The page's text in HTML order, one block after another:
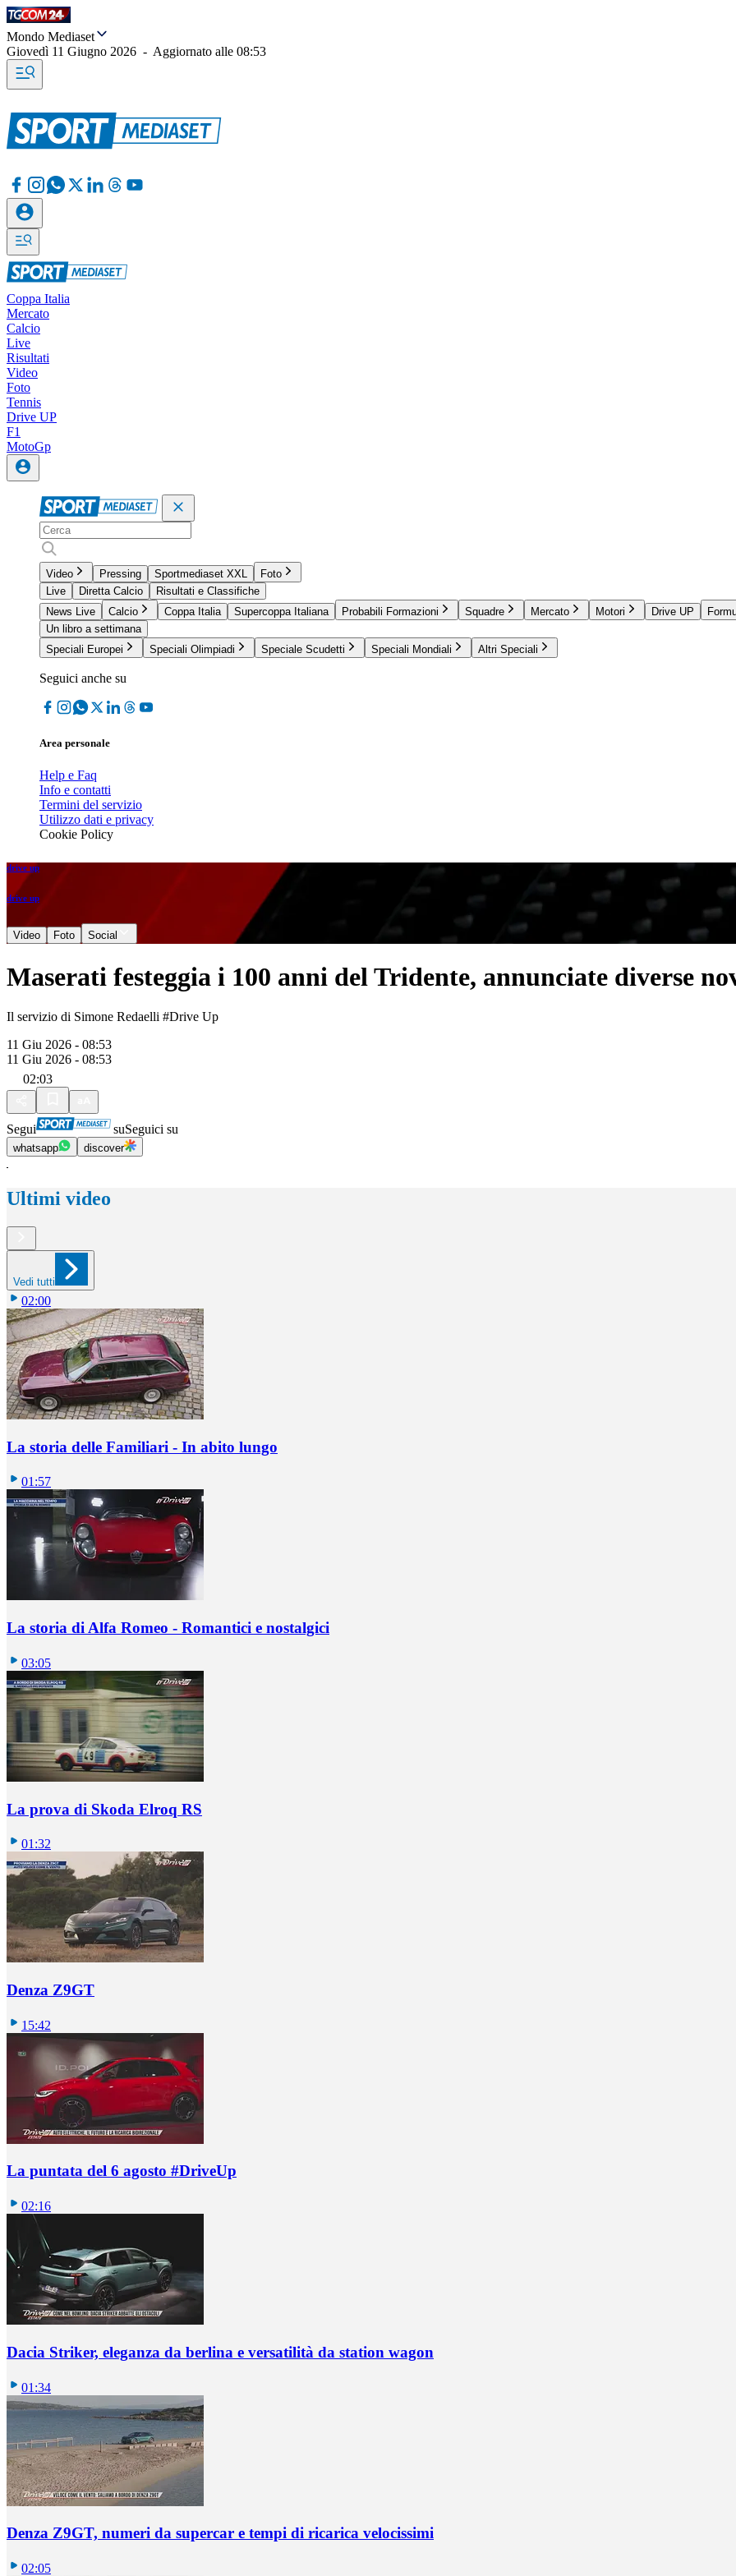
Mondo Mediaset
Giovedì 11 Giugno 2026 - Aggiornato alle 08:53
Coppa Italia
Mercato
Calcio
Live
Risultati
Video
Foto
Tennis
Drive UP
F1
MotoGp
Video Pressing Sportmediaset XXL
Foto
Live
Diretta Calcio
Risultati e Classifiche
News Live
Calcio Coppa Italia Supercoppa Italiana Probabili Formazioni Squadre Mercato Motori Drive UP
Un libro a settimana
Speciali Europei
Speciali Olimpiadi Speciale Scudetti Speciali Mondiali Altri Speciali
Seguici anche su
Area personale
Help e Faq
Info e contatti
Termini del servizio
Utilizzo dati e privacy
Cookie Policy
drive up
drive up
Video Foto Social
Maserati festeggia i 100 anni del Tridente, annunciate diverse
Il servizio di Simone Redaelli #Drive Up
11 Giu 2026 - 08:53
11 Giu 2026 - 08:53
02:03
Segui suSeguici su
whatsapp discover
Ultimi video
Vedi tutti
02:00
La storia delle Familiari - In abito lungo
01:57
La storia di Alfa Romeo - Romantici e nostalgici
03:05
La prova di Skoda Elroq RS
01:32
Denza Z9GT
15:42
La puntata del 6 agosto #DriveUp
02:16
Dacia Striker, eleganza da berlina e versatilità da station wagon
01:34
Denza Z9GT, numeri da supercar e tempi di ricarica velocissimi
02:05